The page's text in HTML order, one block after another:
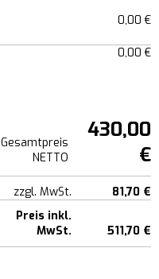
0,00 €
0,00 €
Gesamtpreis
NETTO
430,00
€
zzgl. MwSt.
81,70 €
Preis inkl.
MwSt.
511,70 €